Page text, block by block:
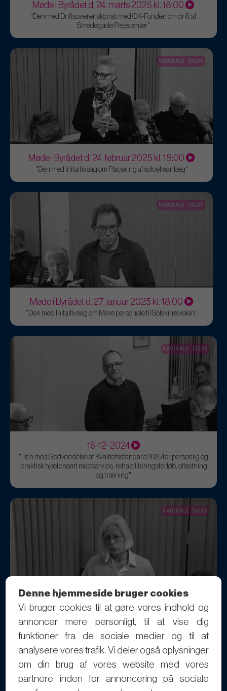
Møde i Byrådet d. 24. marts 2025 kl. 18:00
"Den med Driftsoverenskomst med OK-Fonden om drift af
Smedegade Plejecenter"
RADIKALE TALER
Møde i Byrådet d. 24. februar 2025 kl. 18:00
"Den med Initaitivsag om Placering af solcelleanlæg"
RADIKALE TALER
Møde i Byrådet d. 27. januar 2025 kl. 18:00
"Den med Initaitivsag om Mere personale til Solskinsskolen"
RADIKALE TALER
16-12-2024
"Den med Godkendelse af Kvalitetsstandard 2025 for personlig og
praktisk hjælp samt madservice, rehabiliteringsforløb, aflastning
og træning"
RADIKALE TALER
25-11-2024
"Den med Budgetopfølgning 4 - Forventet resultat for 2024 samlet
for alle udvalg"
RADIKALE TALER
Denne hjemmeside bruger cookies
Vi bruger cookies til at gøre vores indhold og
annoncer mere personligt, til at vise dig
funktioner fra de sociale medier og til at
analysere vores trafik. Vi deler også oplysninger
om din brug af vores website med vores
partnere inden for annoncering på sociale